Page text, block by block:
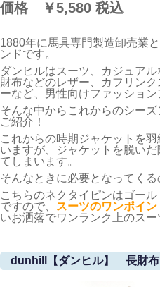
価格 ￥5,580 税込
1880年に馬具専門製造卸売業
ンドです。
ダンヒルはスーツ、カジュア
財布などのレザー、カフリン
ーなど、男性向けファッション
そんな中からこれからのシー
ご紹介！
これからの時期ジャケットを
いますが、ジャケットを脱い
てしまいます。
そんなときに必要となってくる
こちらのネクタイピンはゴー
ですので、
スーツのワンポイン
いお洒落でワンランク上のス
dunhill【ダンヒル】 長財布